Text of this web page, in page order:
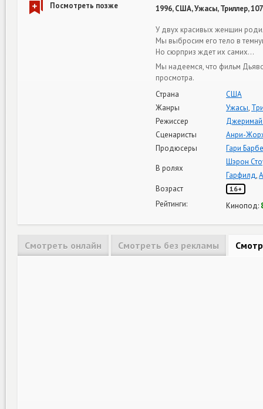
1996, США, Ужасы, Триллер,
У двух красивых женщин
Мы выбросим его тело в
Но сюрприз ждет их самих…
Мы надеемся, что фильм
просмотра.
Страна
США
Жанры
Ужасы,
Режиссер
Сценаристы
Анри-
Продюсеры
Гари
В ролях
Шэрон
Гарфилд,
Возраст
16+
Рейтинги: Кинопод:
Смотреть онлайн Смотреть без рекламы